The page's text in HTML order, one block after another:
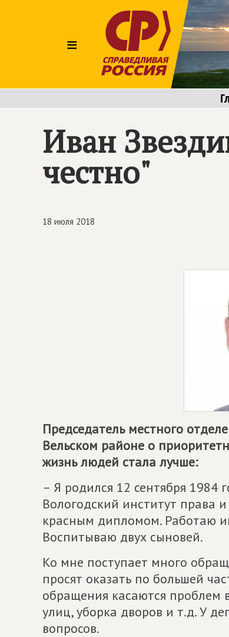
≡
Иван
честно"
18 июля 2018
Председатель местного
Вельском районе о
жизнь людей стала лучше:
– Я родился 12 сентября 1984
Вологодский институт
красным дипломом. Работаю
Воспитываю двух сыновей.
Ко мне поступает много
просят оказать по большей
обращения касаются проблем
улиц, уборка дворов и т.д. У
вопросов.